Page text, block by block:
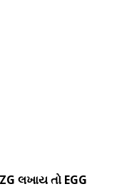
લખાય તો EGG